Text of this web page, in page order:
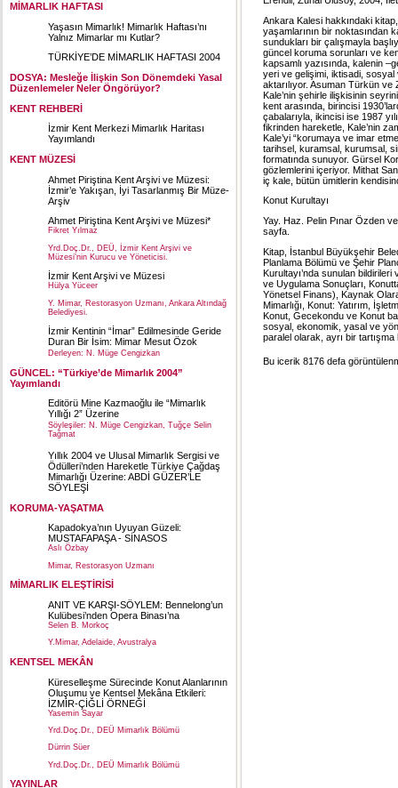
MİMARLIK HAFTASI
Yaşasın Mimarlık! Mimarlık Haftası’nı
Yalnız Mimarlar mı Kutlar?
TÜRKİYE’DE MİMARLIK HAFTASI 2004
DOSYA: Mesleğe İlişkin Son Dönemdeki Yasal
Düzenlemeler Neler Öngörüyor?
KENT REHBERİ
İzmir Kent Merkezi Mimarlık Haritası
Yayımlandı
KENT MÜZESİ
Ahmet Piriştina Kent Arşivi ve Müzesi:
İzmir’e Yakışan, İyi Tasarlanmış Bir Müze-
Arşiv
Ahmet Piriştina Kent Arşivi ve Müzesi*
Fikret Yılmaz
Yrd.Doç.Dr., DEÜ, İzmir Kent Arşivi ve
Müzesi’nin Kurucu ve Yöneticisi.
İzmir Kent Arşivi ve Müzesi
Hülya Yüceer
Y. Mimar, Restorasyon Uzmanı, Ankara Altındağ
Belediyesi.
İzmir Kentinin “İmar” Edilmesinde Geride
Duran Bir İsim: Mimar Mesut Özok
Derleyen: N. Müge Cengizkan
GÜNCEL: “Türkiye’de Mimarlık 2004”
Yayımlandı
Editörü Mine Kazmaoğlu ile “Mimarlık
Yıllığı 2” Üzerine
Söyleşiler: N. Müge Cengizkan, Tuğçe Selin
Tağmat
Yıllık 2004 ve Ulusal Mimarlık Sergisi ve
Ödülleri’nden Hareketle Türkiye Çağdaş
Mimarlığı Üzerine: ABDİ GÜZER’LE
SÖYLEŞİ
KORUMA-YAŞATMA
Kapadokya’nın Uyuyan Güzeli:
MUSTAFAPAŞA - SİNASOS
Aslı Özbay
Mimar, Restorasyon Uzmanı
MİMARLIK ELEŞTİRİSİ
ANIT VE KARŞI-SÖYLEM: Bennelong’un
Kulübesi’nden Opera Binası’na
Selen B. Morkoç
Y.Mimar, Adelaide, Avustralya
KENTSEL MEKÂN
Küreselleşme Sürecinde Konut Alanlarının
Oluşumu ve Kentsel Mekâna Etkileri:
İZMİR-ÇİĞLİ ÖRNEĞİ
Yasemin Sayar
Yrd.Doç.Dr., DEÜ Mimarlık Bölümü
Dürrin Süer
Yrd.Doç.Dr., DEÜ Mimarlık Bölümü
YAYINLAR
Ankara Kalesi hakkındaki
yaşamlarının bir noktasından
sundukları bir çalışmayla
güncel koruma sorunları ve
kapsamlı yazısında, kalenin
yeri ve gelişimi, iktisadi, sosyal
aktarılıyor. Asuman Türkün ve
Kale’nin şehirle ilişkisinin
kent arasında, birincisi
çabalarıyla, ikincisi ise 1987
fikrinden hareketle, Kale’nin
Kale’yi “korumaya ve imar
tarihsel, kuramsal, kurumsal,
formatında sunuyor. Gürsel
gözlemlerini içeriyor. Mithat
iç kale, bütün ümitlerin
Konut Kurultayı
Yay. Haz. Pelin Pınar Özden
sayfa.
Kitap, İstanbul Büyükşehir
Planlama Bölümü ve Şehir
Kurultayı’nda sunulan
ve Uygulama Sonuçları,
Yönetsel Finans), Kaynak
Mimarlığı, Konut: Yatırım,
Konut, Gecekondu ve Konut
sosyal, ekonomik, yasal ve
paralel olarak, ayrı bir
Bu icerik 8176 defa